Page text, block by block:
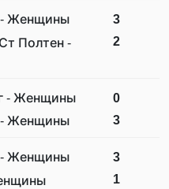
- Женщины
Полтен -
3
2
- Женщины
- Женщины
0
3
- Женщины
3
1